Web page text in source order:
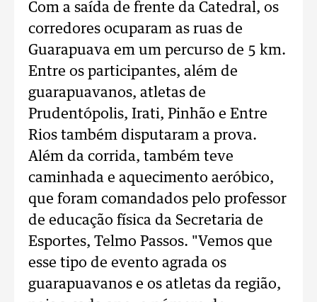
Com a saída de frente da Catedral, os
corredores ocuparam as ruas de
Guarapuava em um percurso de 5 km.
Entre os participantes, além de
guarapuavanos, atletas de
Prudentópolis, Irati, Pinhão e Entre
Rios também disputaram a prova.
Além da corrida, também teve
caminhada e aquecimento aeróbico,
que foram comandados pelo professor
de educação física da Secretaria de
Esportes, Telmo Passos. "Vemos que
esse tipo de evento agrada os
guarapuavanos e os atletas da região,